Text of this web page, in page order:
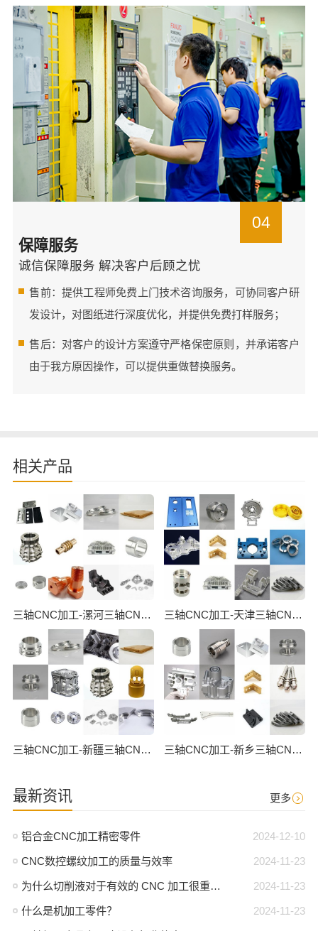
04
保障服务
诚信保障服务 解决客户后顾之忧
售前：提供工程师免费上门技术咨询服务，可协同客户研
发设计，对图纸进行深度优化，并提供免费打样服务；
售后：对客户的设计方案遵守严格保密原则，并承诺客户
由于我方原因操作，可以提供重做替换服务。
相关产品
三轴CNC加工-漯河三轴CNC数控加工 三轴CNC加工-天津三轴CNC数控加工
三轴CNC加工-新疆三轴CNC数控加工 三轴CNC加工-新乡三轴CNC数控加工
最新资讯 更多
2024-12-10
铝合金CNC加工精密零件
2024-11-23
CNC数控螺纹加工的质量与效率
2024-11-23
为什么切削液对于有效的 CNC 加工很重要？
2024-11-23
什么是机加工零件？